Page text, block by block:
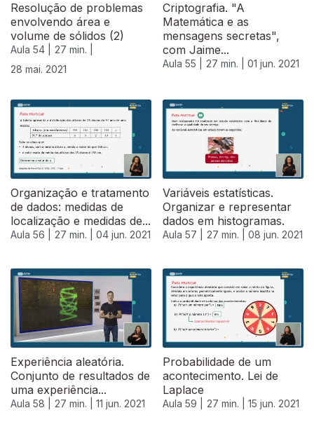
Resolução de problemas
envolvendo área e
volume de sólidos (2)
Aula 54 |
27 min. |
28 mai. 2021
Criptografia. "A
Matemática e as
mensagens secretas",
com Jaime...
Aula 55 | 27 min. | 01 jun. 2021
Organização e tratamento
de dados: medidas de
localização e medidas de...
Aula 56 | 27 min. | 04 jun. 2021
Variáveis estatísticas.
Organizar e representar
dados em histogramas.
Aula 57 | 27 min. | 08 jun. 2021
Experiência aleatória.
Conjunto de resultados de
uma experiência...
Aula 58 | 27 min. | 11 jun. 2021
Probabilidade de um
acontecimento. Lei de
Laplace
Aula 59 | 27 min. | 15 jun. 2021
551158